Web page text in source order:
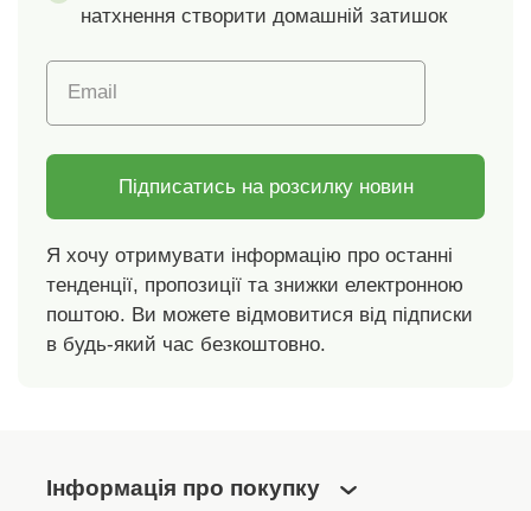
натхнення створити домашній затишок
Email
Підписатись на розсилку новин
Я хочу отримувати інформацію про останні
тенденції, пропозиції та знижки електронною
поштою. Ви можете відмовитися від підписки
в будь-який час безкоштовно.
Інформація про покупку